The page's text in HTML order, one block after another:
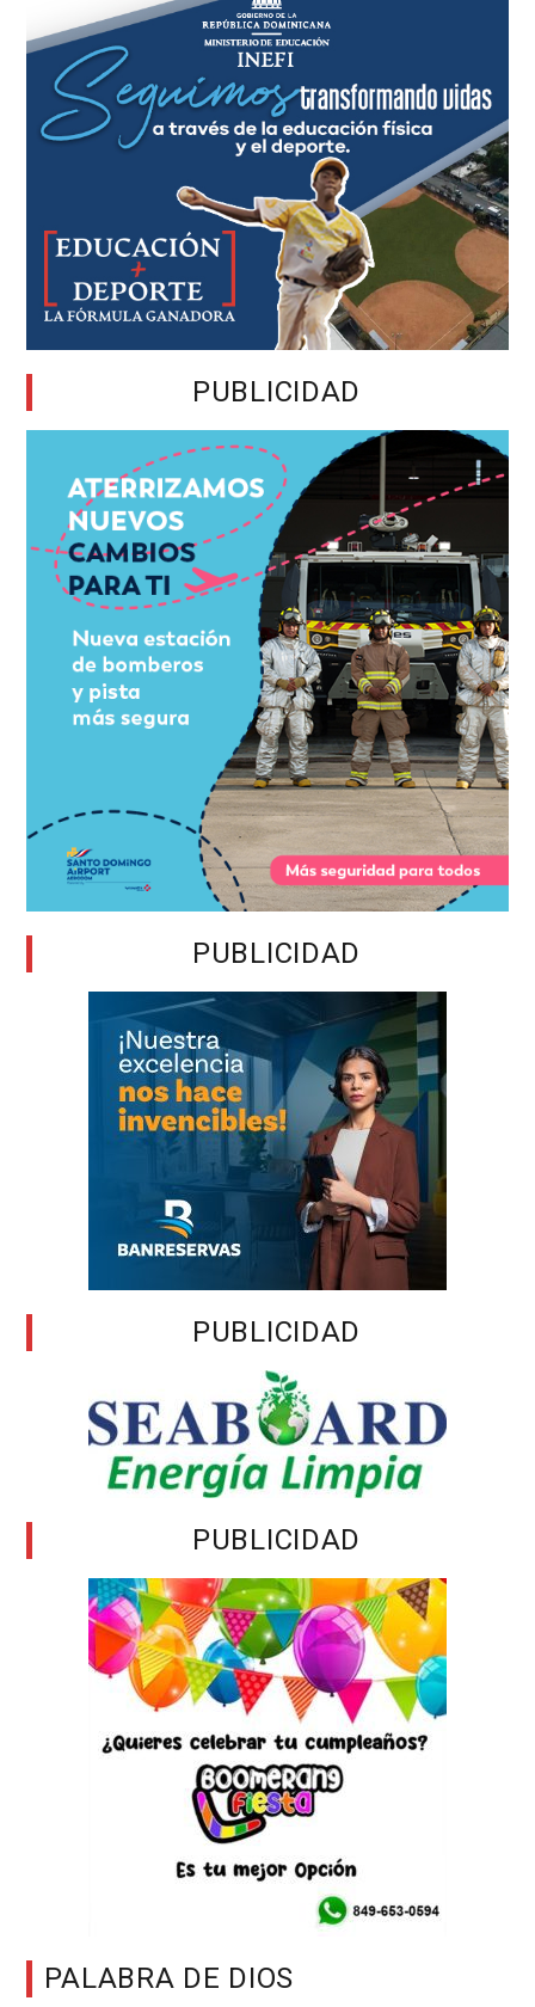
PUBLICIDAD
PUBLICIDAD
PUBLICIDAD
PUBLICIDAD
PALABRA DE DIOS